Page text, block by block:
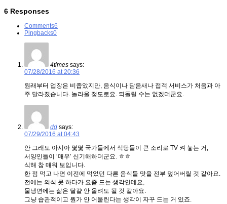
6 Responses
Comments6
Pingbacks0
4times says:
07/28/2016 at 20:36
원래부터 업장은 비좁았지만, 음식이나 담음새나 접객 서비스가 처음과 아
주 달라졌습니다. 놀라울 정도로요. 되돌릴 수는 없겠더군요.
dd says:
07/29/2016 at 04:43
안 그래도 아시아 몇몇 국가들에서 식당들이 큰 소리로 TV 켜 놓는 거,
서양인들이 ‘매우’ 신기해하더군요. ㅎㅎ
식해 참 매워 보입니다.
한 점 먹고 나면 이전에 먹었던 다른 음식들 맛을 전부 덮어버릴 것 같아요.
전에는 의식 못 하다가 요즘 드는 생각인데요,
물냉면에는 삶은 달걀 안 올려도 될 것 같아요.
그냥 습관적이고 뭔가 안 어울린다는 생각이 자꾸 드는 거 있죠.